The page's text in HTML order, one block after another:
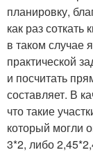
планировку,
как раз
в таком случае
практической
и посчитать
составляет. В
что такие
который могли
3*2, либо